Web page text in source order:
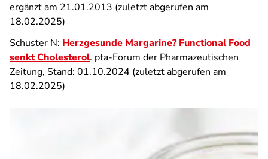
ergänzt am 21.01.2013 (zuletzt abgerufen am
18.02.2025)
Schuster N: Herzgesunde Margarine? Functional Food
senkt Cholesterol. pta-Forum der Pharmazeutischen
Zeitung, Stand: 01.10.2024 (zuletzt abgerufen am
18.02.2025)